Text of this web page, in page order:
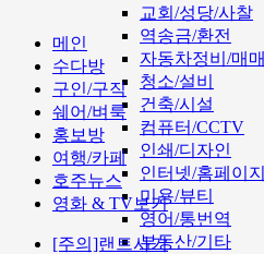
교회/성당/사찰
역송금/환전
자동차정비/매매
청소/설비
건축/시설
컴퓨터/CCTV
인쇄/디자인
인터넷/홈페이지
미용/뷰티
영어/통번역
부동산/기타
메인
수다방
구인/구직
쉐어/벼룩
홍보방
여행/카페
호주뉴스
영화 & TV보기
[주의]랜트사기